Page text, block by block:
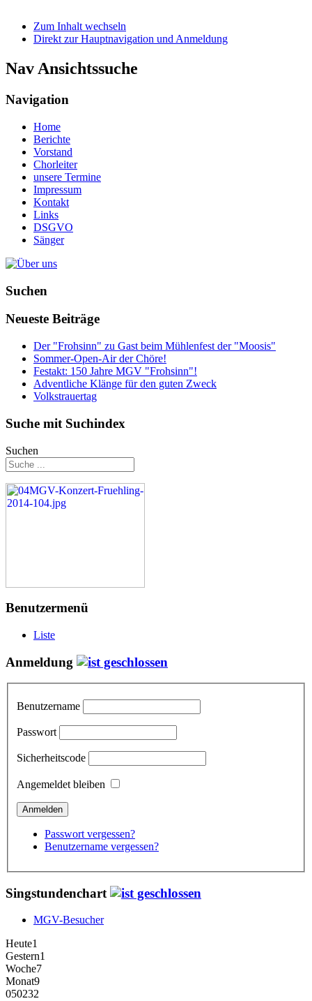
Zum Inhalt wechseln
Direkt zur Hauptnavigation und Anmeldung
Nav Ansichtssuche
Navigation
Home
Berichte
Vorstand
Chorleiter
unsere Termine
Impressum
Kontakt
Links
DSGVO
Sänger
Suchen
Neueste Beiträge
Der "Frohsinn" zu Gast beim Mühlenfest der "Moosis"
Sommer-Open-Air der Chöre!
Festakt: 150 Jahre MGV "Frohsinn"!
Adventliche Klänge für den guten Zweck
Volkstrauertag
Suche mit Suchindex
Suchen
Benutzermenü
Liste
Anmeldung
Benutzername
Passwort
Sicherheitscode
Angemeldet bleiben
Passwort vergessen?
Benutzername vergessen?
Singstundenchart
MGV-Besucher
Heute1
Gestern1
Woche7
Monat9
050232